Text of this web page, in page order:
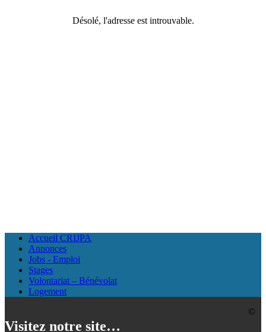
Désolé, l'adresse est introuvable.
Accueil CRIJPA
Annonces
Jobs - Emploi
Stages
Volontariat – Bénévolat
Logement
Visitez notre site…
©